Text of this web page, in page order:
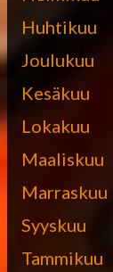
Huhtikuu
Joulukuu
Kesäkuu
Lokakuu
Maaliskuu
Marraskuu
Syyskuu
Tammikuu